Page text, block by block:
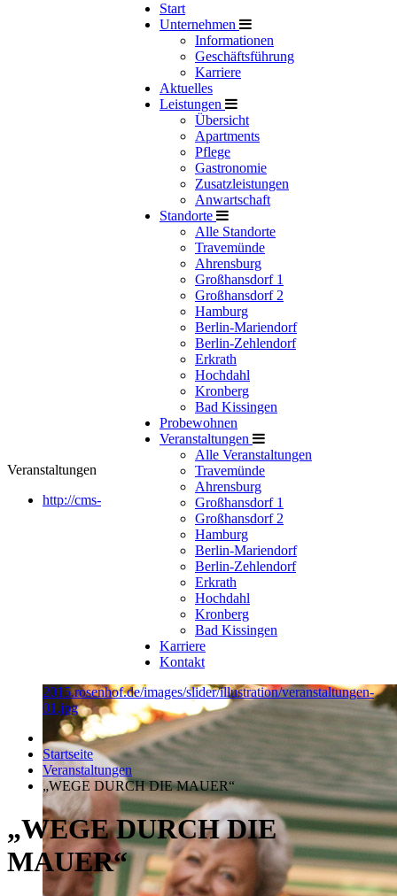
Start
Unternehmen
Informationen
Geschäftsführung
Karriere
Aktuelles
Leistungen
Übersicht
Apartments
Pflege
Gastronomie
Zusatzleistungen
Anwartschaft
Standorte
Alle Standorte
Travemünde
Ahrensburg
Großhansdorf 1
Großhansdorf 2
Hamburg
Berlin-Mariendorf
Berlin-Zehlendorf
Erkrath
Hochdahl
Kronberg
Bad Kissingen
Probewohnen
Veranstaltungen
Alle Veranstaltungen
Travemünde
Ahrensburg
Großhansdorf 1
Großhansdorf 2
Hamburg
Berlin-Mariendorf
Berlin-Zehlendorf
Erkrath
Hochdahl
Kronberg
Bad Kissingen
Karriere
Kontakt
Veranstaltungen
http://cms-
2015.rosenhof.de/images/slider/illustration/veranstaltungen-
01.jpg
Startseite
Veranstaltungen
„WEGE DURCH DIE MAUER“
„WEGE DURCH DIE
MAUER“